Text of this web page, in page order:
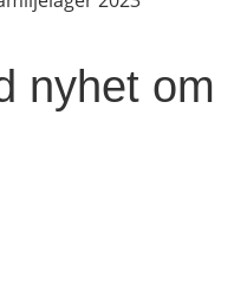
nyhet om